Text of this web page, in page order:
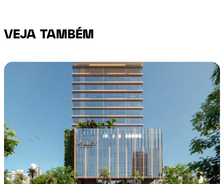
VEJA TAMBÉM